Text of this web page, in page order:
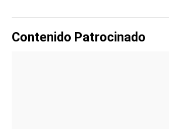
Contenido Patrocinado